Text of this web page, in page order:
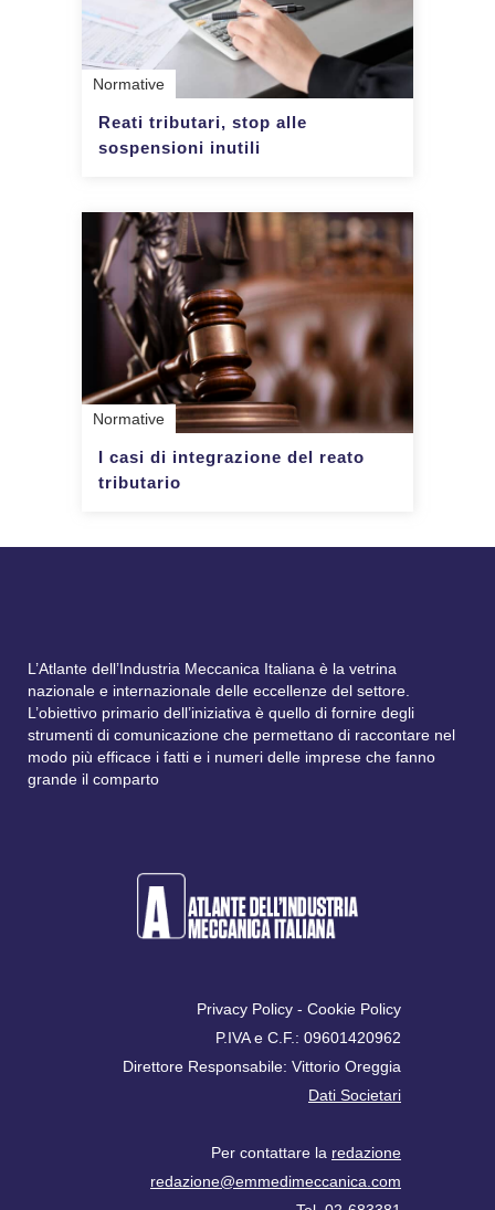
Normative
Reati tributari, stop alle
sospensioni inutili
Normative
I casi di integrazione del reato
tributario
L’Atlante dell’Industria Meccanica Italiana è la vetrina
nazionale e internazionale delle eccellenze del settore.
L’obiettivo primario dell’iniziativa è quello di fornire degli
strumenti di comunicazione che permettano di raccontare nel
modo più efficace i fatti e i numeri delle imprese che fanno
grande il comparto
Privacy Policy - Cookie Policy
P.IVA e C.F.: 09601420962
Direttore Responsabile: Vittorio Oreggia
Dati Societari
Per contattare la redazione
redazione@emmedimeccanica.com